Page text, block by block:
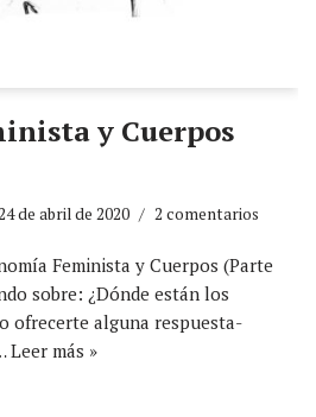
y Cuerpos
de abril de 2020 2 comentarios
Feminista y Cuerpos (Parte
sobre: ¿Dónde están los
ofrecerte alguna respuesta-
Leer más »